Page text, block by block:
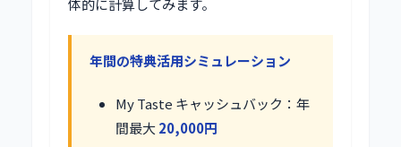
体的に計算してみます。
年間の特典活用シミュレーション
My Taste キャッシュバック：年
間最大20,000円